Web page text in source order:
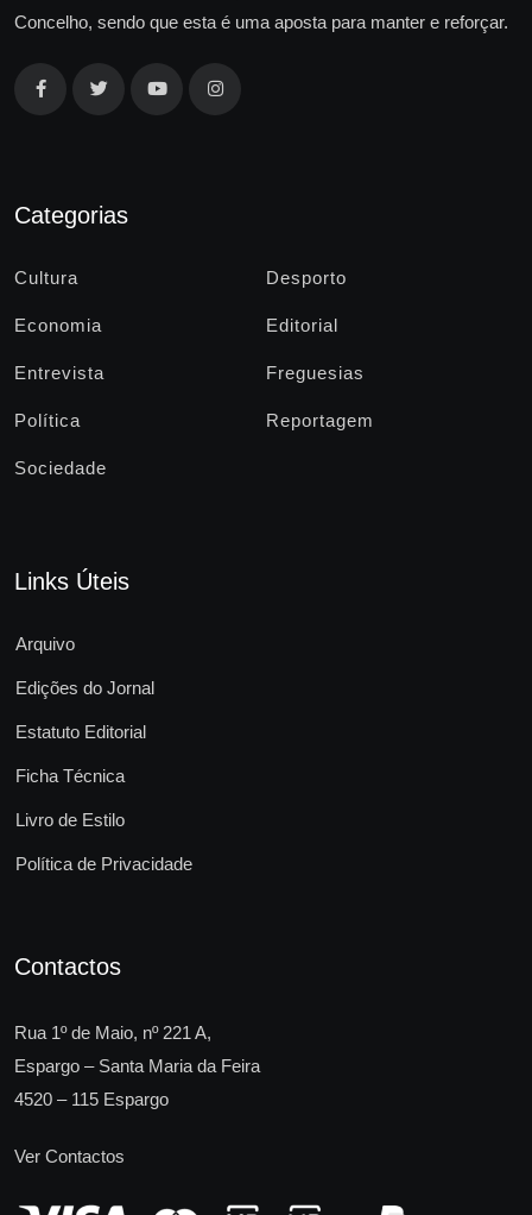
Concelho, sendo que esta é uma aposta para manter e reforçar.
Categorias
Cultura Desporto
Economia Editorial
Entrevista Freguesias
Política Reportagem
Sociedade
Links Úteis
Arquivo
Edições do Jornal
Estatuto Editorial
Ficha Técnica
Livro de Estilo
Política de Privacidade
Contactos
Rua 1º de Maio, nº 221 A,
Espargo – Santa Maria da Feira
4520 – 115 Espargo
Ver Contactos